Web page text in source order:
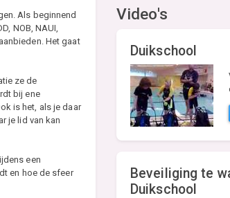
Als beginnend
NOB, NAUI,
Het gaat
ze de
bij ene
is het, als je daar
je lid van kan
een
en hoe de sfeer
Video's
Duikschool
Beveiliging te
Duikschool